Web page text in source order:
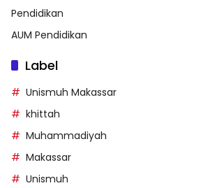
Pendidikan
AUM Pendidikan
Label
Unismuh Makassar
khittah
Muhammadiyah
Makassar
Unismuh